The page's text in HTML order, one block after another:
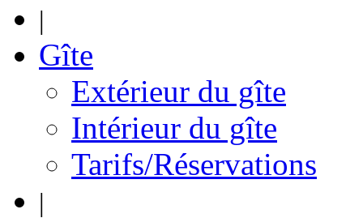
|
Gîte
Extérieur du gîte
Intérieur du gîte
Tarifs/Réservations
|